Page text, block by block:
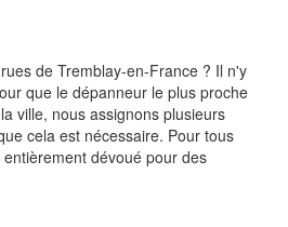
de Tremblay-en-France ? Il n'y
que le dépanneur le plus proche
ville, nous assignons plusieurs
cela est nécessaire. Pour tous
dévoué pour des